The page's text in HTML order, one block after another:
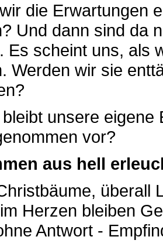
die Erwartungen
Und dann sind da
Es scheint uns, als
Werden wir sie
unsere eigene
vor?
aus hell
überall
Herzen bleiben
Antwort -